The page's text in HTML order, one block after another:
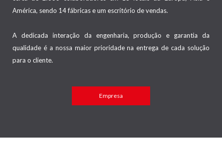
América, sendo 14 fábricas e um escritório de vendas.
A dedicada interação da engenharia, produção e garantia da
qualidade é a nossa maior prioridade na entrega de cada solução
para o cliente.
Empresa